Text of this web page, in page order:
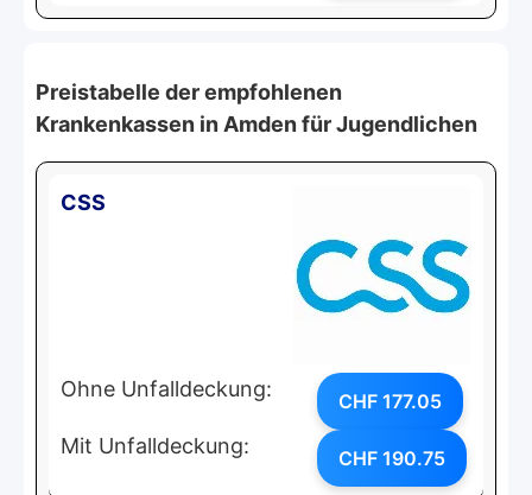
Preistabelle der empfohlenen
Krankenkassen in Amden für Jugendlichen
CSS
Ohne Unfalldeckung: CHF 177.05
Mit Unfalldeckung: CHF 190.75